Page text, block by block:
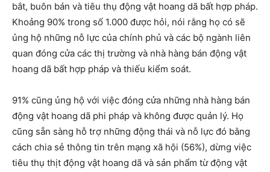
bắt, buôn bán và tiêu thụ động vật hoang dã bất hợp pháp.
Khoảng 90% trong số 1.000 được hỏi, nói rằng họ có sẽ
ủng hộ những nỗ lực của chính phủ và các bộ ngành liên
quan đóng cửa các thị trường và nhà hàng bán động vật
hoang dã bất hợp pháp và thiếu kiểm soát.
91% cũng ủng hộ với việc đóng cửa những nhà hàng bán
động vật hoang dã phi pháp và không được quản lý. Họ
cũng sẵn sàng hỗ trợ những động thái và nỗ lực đó bằng
cách chia sẻ thông tin trên mạng xã hội (56%), dừng việc
tiêu thụ thịt động vật hoang dã và sản phẩm từ động vật